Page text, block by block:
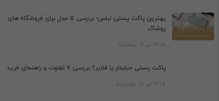
بهترین پاکت پستی لباس؛ بررسی 5 مدل برای فروشگاه های
پوشاک
1405 تیر 16, سه‌شنبه
پاکت پستی حبابدار یا فلایر؟ بررسی 7 تفاوت و راهنمای خرید
1405 تیر 10, چهارشنبه